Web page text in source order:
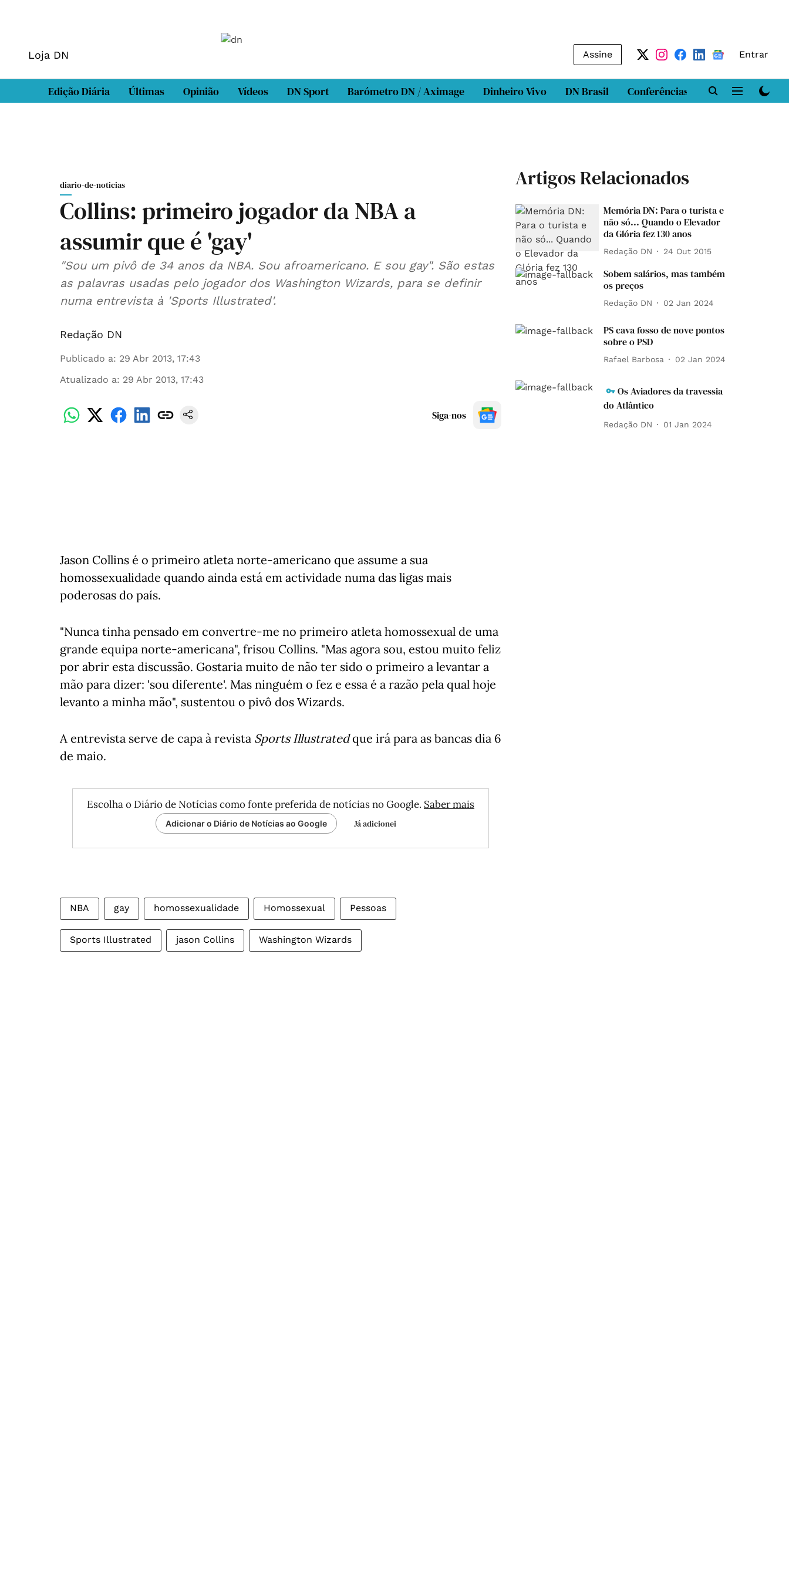
Loja DN Assine Entrar
Edição Diária Últimas Opinião Vídeos DN Sport Barómetro DN / Aximage Dinheiro Vivo DN Brasil Conferências DN LAB
diario-de-noticias
Collins: primeiro jogador da NBA a
assumir que é 'gay'
"Sou um pivô de 34 anos da NBA. Sou afroamericano. E sou gay". São estas
as palavras usadas pelo jogador dos Washington Wizards, para se definir
numa entrevista à 'Sports Illustrated'.
Redação DN
Publicado a: 29 Abr 2013, 17:43
Atualizado a: 29 Abr 2013, 17:43
Siga-nos
Jason Collins é o primeiro atleta norte-americano que assume a sua
homossexualidade quando ainda está em actividade numa das ligas mais
poderosas do país.
"Nunca tinha pensado em convertre-me no primeiro atleta homossexual de uma
grande equipa norte-americana", frisou Collins. "Mas agora sou, estou muito feliz
por abrir esta discussão. Gostaria muito de não ter sido o primeiro a levantar a
mão para dizer: 'sou diferente'. Mas ninguém o fez e essa é a razão pela qual hoje
levanto a minha mão", sustentou o pivô dos Wizards.
A entrevista serve de capa à revista Sports Illustratedque irá para as bancas dia 6
de maio.
Escolha o Diário de Notícias como fonte preferida de notícias no Google. Saber mais
Adicionar o Diário de Notícias ao Google Já adicionei
NBA gay homossexualidade Homossexual Pessoas
Sports Illustrated jason Collins Washington Wizards
Artigos Relacionados
Memória DN: Para o turista e
não só... Quando o Elevador
da Glória fez 130 anos
Redação DN 24 Out 2015
Sobem salários, mas também
os preços
Redação DN 02 Jan 2024
PS cava fosso de nove pontos
sobre o PSD
Rafael Barbosa 02 Jan 2024
Os Aviadores da travessia
do Atlântico
Redação DN 01 Jan 2024